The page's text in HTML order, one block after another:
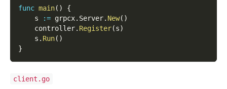
func main( )
{
    s
:= grpcx. Server. New( )
    controller
. Register(s)
    s
. Run( )
}
client.go